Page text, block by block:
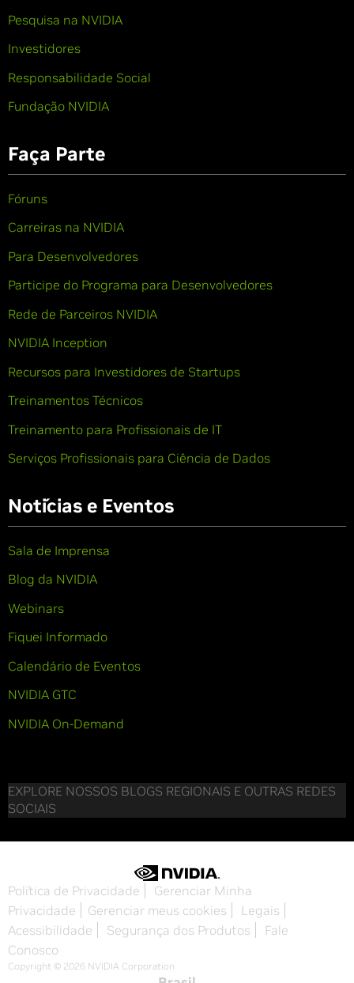
Pesquisa na NVIDIA
Investidores
Responsabilidade Social
Fundação NVIDIA
Faça Parte
Fóruns
Carreiras na NVIDIA
Para Desenvolvedores
Participe do Programa para Desenvolvedores
Rede de Parceiros NVIDIA
NVIDIA Inception
Recursos para Investidores de Startups
Treinamentos Técnicos
Treinamento para Profissionais de IT
Serviços Profissionais para Ciência de Dados
Notícias e Eventos
Sala de Imprensa
Blog da NVIDIA
Webinars
Fiquei Informado
Calendário de Eventos
NVIDIA GTC
NVIDIA On-Demand
EXPLORE NOSSOS BLOGS REGIONAIS E OUTRAS REDES
SOCIAIS
Política de Privacidade
Gerenciar Minha
Privacidade
Gerenciar meus cookies
Legais
Acessibilidade
Segurança dos Produtos
Fale
Conosco
Copyright © 2026 NVIDIA Corporation